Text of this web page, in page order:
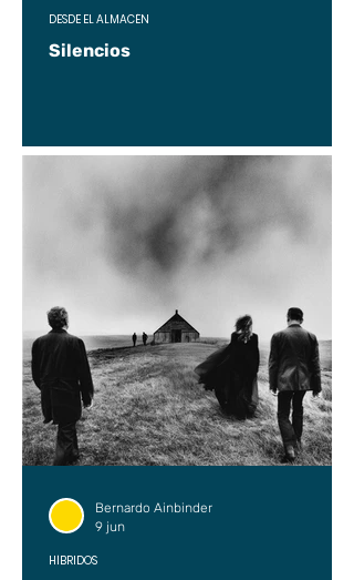
Silencios
DESDE EL ALMACÉN
HÍBRIDOS
Bernardo Ainbinder
9 jun